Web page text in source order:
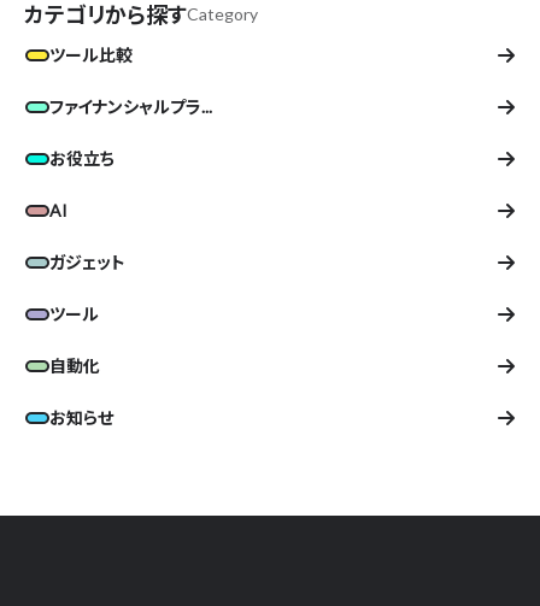
カテゴリから探すCategory
ツール比較
ファイナンシャルプラ...
お役立ち
AI
ガジェット
ツール
自動化
お知らせ